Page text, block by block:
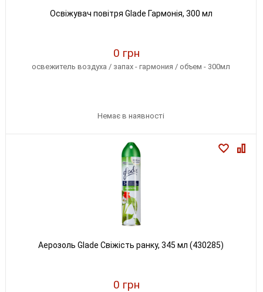
Освіжувач повітря Glade Гармонія, 300 мл
0 грн
освежитель воздуха / запах - гармония / объем - 300мл
Немає в наявності
Аерозоль Glade Свіжість ранку, 345 мл (430285)
0 грн